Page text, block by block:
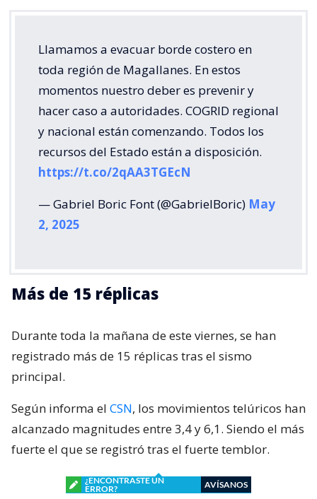
Llamamos a evacuar borde costero en
toda región de Magallanes. En estos
momentos nuestro deber es prevenir y
hacer caso a autoridades. COGRID regional
y nacional están comenzando. Todos los
recursos del Estado están a disposición.
https://t.co/2qAA3TGEcN
— Gabriel Boric Font (@GabrielBoric) May
2, 2025
Más de 15 réplicas
Durante toda la mañana de este viernes, se han
registrado más de 15 réplicas tras el sismo
principal.
Según informa el CSN, los movimientos telúricos han
alcanzado magnitudes entre 3,4 y 6,1. Siendo el más
fuerte el que se registró tras el fuerte temblor.
¿ENCONTRASTE UN
ERROR?
AVÍSANOS